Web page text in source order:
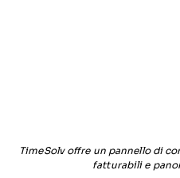
TimeSolv offre un pannello di
fatturabili e